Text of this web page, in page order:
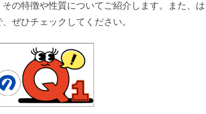
の特徴や性質についてご紹介します。また、は
ぜひチェックしてください。